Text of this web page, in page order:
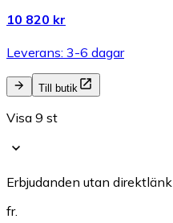
10 820 kr
Leverans: 3-6 dagar
Till butik
Visa 9 st
Erbjudanden utan direktlänk
fr.